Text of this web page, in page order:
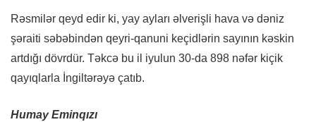
Rəsmilər qeyd edir ki, yay ayları əlverişli hava və dəniz
şəraiti səbəbindən qeyri-qanuni keçidlərin sayının kəskin
artdığı dövrdür. Təkcə bu il iyulun 30-da 898 nəfər kiçik
qayıqlarla İngiltərəyə çatıb.
Humay Eminqızı